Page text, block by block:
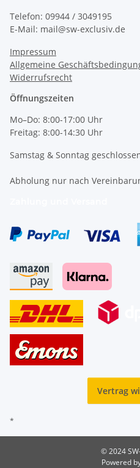
Telefon: 09944 / 3049195
E-Mail: mail@sw-exclusiv.de
Impressum
Allgemeine
Widerrufsrecht
Öffnungszeiten
Mo–Do: 8:00-17:00 Uhr
Freitag: 8:00-14:30 Uhr
Samstag & Sonntag
Abholung nur nach
Vertrag
*
© 2024
Powered